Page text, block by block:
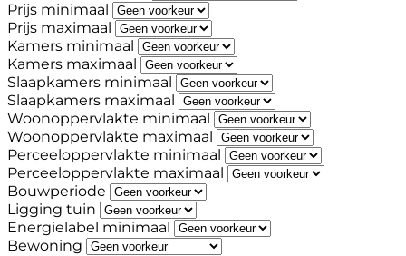
Prijs minimaal
Prijs maximaal
Kamers minimaal
Kamers maximaal
Slaapkamers minimaal
Slaapkamers maximaal
Woonoppervlakte minimaal
Woonoppervlakte maximaal
Perceeloppervlakte minimaal
Perceeloppervlakte maximaal
Bouwperiode
Ligging tuin
Energielabel minimaal
Bewoning